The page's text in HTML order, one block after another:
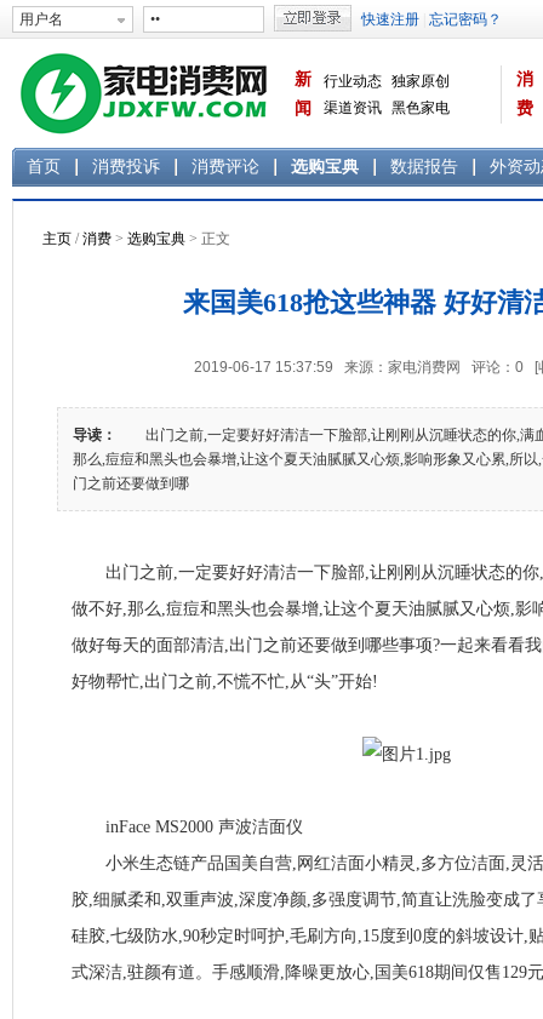
新
闻
行业动态 独家原创
渠道资讯 黑色家电
消
费
首页 消费投诉 消费评论 选购宝典 数据报告 外资
主页 /消费 > 选购宝典 > 正文
来国美618抢这些神器 好好清
2019-06-17 15:37:59 来源：家电消费网 评论： 0 [
导读：
出门之前,一定要好好清洁一下脸部,让刚刚从沉睡状态的你,满
那么,痘痘和黑头也会暴增,让这个夏天油腻腻又心烦,影响形象又心累,所
门之前还要做到哪
出门之前,一定要好好清洁一下脸部,让刚刚从沉睡状态的你
做不好,那么,痘痘和黑头也会暴增,让这个夏天油腻腻又心烦,影
做好每天的面部清洁,出门之前还要做到哪些事项?一起来看看
好物帮忙,出门之前,不慌不忙,从“头”开始!
inFace MS2000 声波洁面仪
小米生态链产品国美自营,网红洁面小精灵,多方位洁面,灵
胶,细腻柔和,双重声波,深度净颜,多强度调节,简直让洗脸变成
硅胶,七级防水,90秒定时呵护,毛刷方向,15度到0度的斜坡设计,
式深洁,驻颜有道。手感顺滑,降噪更放心,国美618期间仅售129